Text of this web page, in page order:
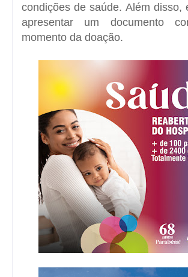
condições de saúde. Além disso,
apresentar um documento
momento da doação.